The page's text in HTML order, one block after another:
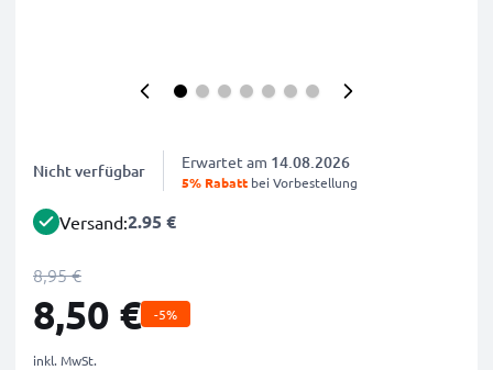
Nicht verfügbar Erwartet am 14.08.2026
5% Rabatt bei Vorbestellung
Versand:2.95 €
8,95 €
8,50 € -5%
inkl. MwSt.